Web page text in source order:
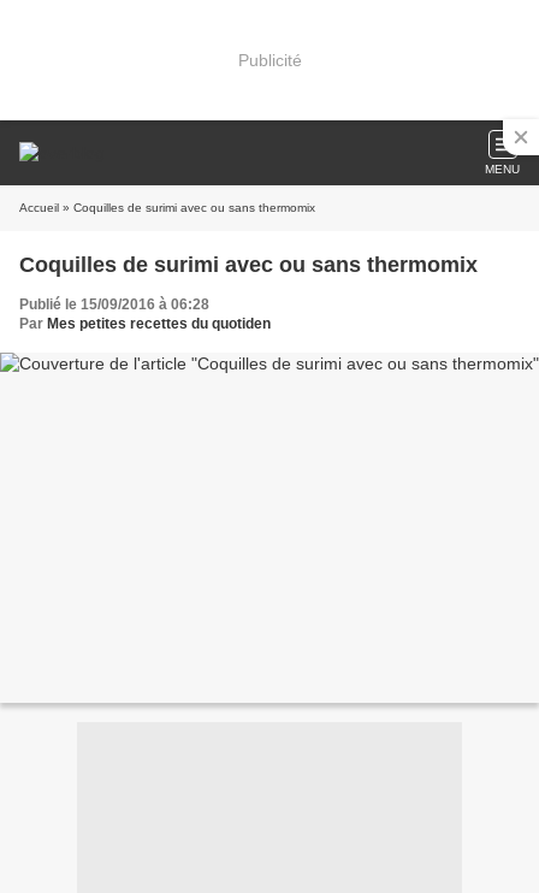
Publicité
MENU
Accueil » Coquilles de surimi avec ou sans thermomix
Coquilles de surimi avec ou sans thermomix
Publié le 15/09/2016 à 06:28
Par Mes petites recettes du quotiden